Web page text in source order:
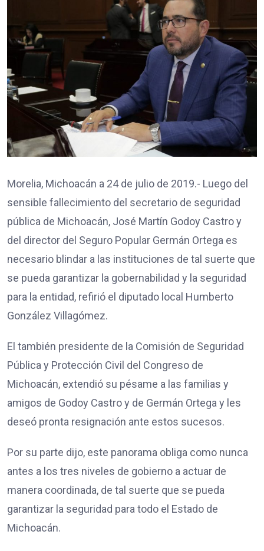
Morelia, Michoacán a 24 de julio de 2019.- Luego del
sensible fallecimiento del secretario de seguridad
pública de Michoacán, José Martín Godoy Castro y
del director del Seguro Popular Germán Ortega es
necesario blindar a las instituciones de tal suerte que
se pueda garantizar la gobernabilidad y la seguridad
para la entidad, refirió el diputado local Humberto
González Villagómez.
El también presidente de la Comisión de Seguridad
Pública y Protección Civil del Congreso de
Michoacán, extendió su pésame a las familias y
amigos de Godoy Castro y de Germán Ortega y les
deseó pronta resignación ante estos sucesos.
Por su parte dijo, este panorama obliga como nunca
antes a los tres niveles de gobierno a actuar de
manera coordinada, de tal suerte que se pueda
garantizar la seguridad para todo el Estado de
Michoacán.